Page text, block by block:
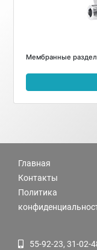
Мембранные
Главная
Контакты
Политика
55-92-23, 31-02-